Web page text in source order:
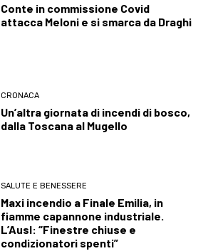
Conte in commissione Covid
attacca Meloni e si smarca da Draghi
CRONACA
Un’altra giornata di incendi di bosco,
dalla Toscana al Mugello
SALUTE E BENESSERE
Maxi incendio a Finale Emilia, in
fiamme capannone industriale.
L’Ausl: “Finestre chiuse e
condizionatori spenti”